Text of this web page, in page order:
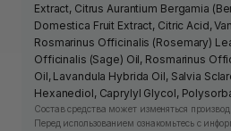
Extract, Citrus Aurantium Bergamia
Domestica Fruit Extract, Citric Acid,
Rosmarinus Officinalis (Rosemary)
Officinalis (Sage) Oil, Rosmarinus
Oil, Lavandula Hybrida Oil, Salvia
Hexanediol, Caprylyl Glycol,
Состав средства может изменяться
Перед использованием ознакомьтесь с